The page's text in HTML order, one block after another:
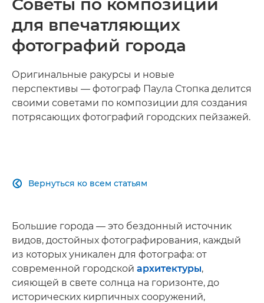
Советы по композиции
для впечатляющих
фотографий города
Оригинальные ракурсы и новые
перспективы — фотограф Паула Стопка делится
своими советами по композиции для создания
потрясающих фотографий городских пейзажей.
Вернуться ко всем статьям

Большие города — это бездонный источник
видов, достойных фотографирования, каждый
из которых уникален для фотографа: от
современной городской архитектуры,
сияющей в свете солнца на горизонте, до
исторических кирпичных сооружений,